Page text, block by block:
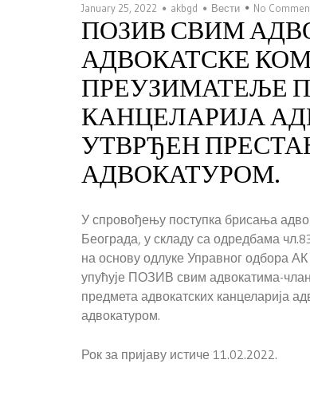
January 25, 2022 akbgd Вести No
ПОЗИВ СВИМ
АДВОКАТСКЕ
ПРЕУЗИМАТЕЉЕ
КАНЦЕЛАРИЈА
УТВРЂЕН
АДВОКАТУРОМ.
У спровођењу поступка брисања
Београда, у складу са одредбама
на основу одлуке Управног одбора
упућује ПОЗИВ свим адвокатима-
предмета адвокатских канцеларија
адвокатуром.
Рок за пријаву истиче 11.02.2022.